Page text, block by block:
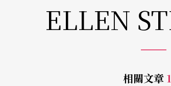
ELLEN
相關文章 1